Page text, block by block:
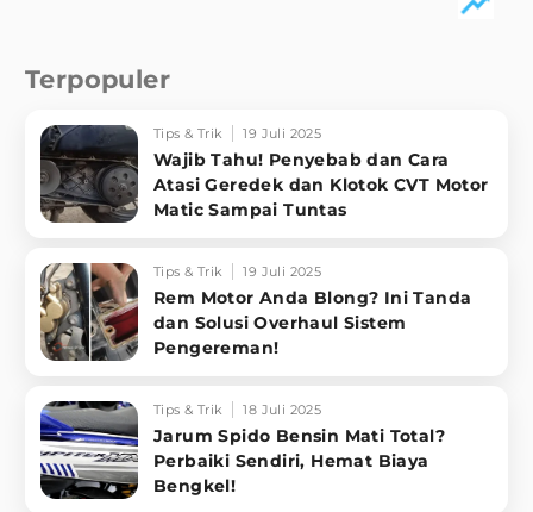
Terpopuler
Tips & Trik 19 Juli 2025
Wajib Tahu! Penyebab dan Cara
Atasi Geredek dan Klotok CVT Motor
Matic Sampai Tuntas
Tips & Trik 19 Juli 2025
Rem Motor Anda Blong? Ini Tanda
dan Solusi Overhaul Sistem
Pengereman!
Tips & Trik 18 Juli 2025
Jarum Spido Bensin Mati Total?
Perbaiki Sendiri, Hemat Biaya
Bengkel!